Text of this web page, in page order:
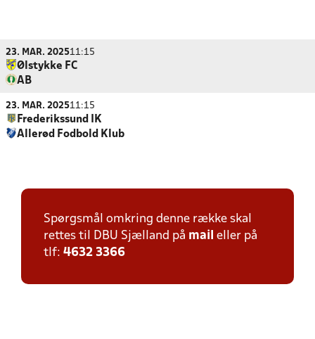
23. MAR. 202511:15
Ølstykke FC
AB
23. MAR. 202511:15
Frederikssund IK
Allerød Fodbold Klub
Spørgsmål omkring denne række skal
rettes til DBU Sjælland på mail eller på
tlf: 4632 3366